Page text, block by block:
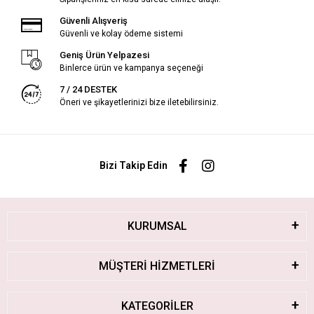
Güvenli Alışveriş
Güvenli ve kolay ödeme sistemi
Geniş Ürün Yelpazesi
Binlerce ürün ve kampanya seçeneği
7 / 24 DESTEK
Öneri ve şikayetlerinizi bize iletebilirsiniz.
Bizi Takip Edin
KURUMSAL
MÜŞTERİ HİZMETLERİ
KATEGORİLER